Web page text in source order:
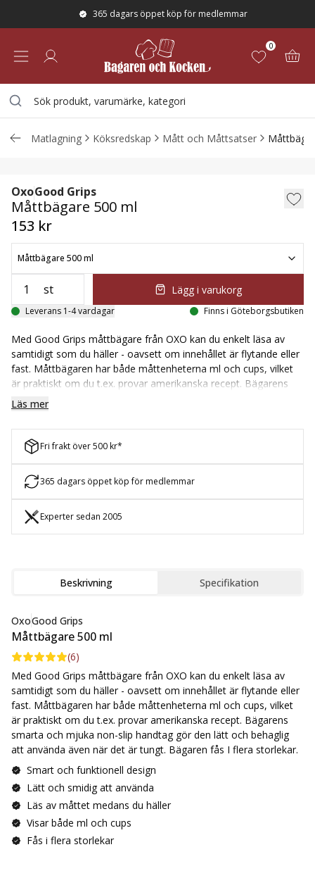
365 dagars öppet köp för medlemmar
0
Matlagning Köksredskap Mått och Måttsatser
Måttbägare 500 ml
OxoGood Grips
Måttbägare 500 ml
153 kr
Måttbägare 500 ml
st Lägg i varukorg
Leverans 1-4 vardagar Finns i Göteborgsbutiken
Med Good Grips måttbägare från OXO kan du enkelt läsa av
samtidigt som du häller - oavsett om innehållet är flytande eller
fast. Måttbägaren har både måttenheterna ml och cups, vilket
är praktiskt om du t.ex. provar amerikanska recept. Bägarens
smarta och mjuka non-slip handtag gör den lätt och behaglig
att använda även när det är tungt. Bägaren fås I flera storlekar.
Läs mer
Fri frakt över 500 kr*
365 dagars öppet köp för medlemmar
Experter sedan 2005
Beskrivning Specifikation
OxoGood Grips
Måttbägare 500 ml
(6)
Med Good Grips måttbägare från OXO kan du enkelt läsa av
samtidigt som du häller - oavsett om innehållet är flytande eller
fast. Måttbägaren har både måttenheterna ml och cups, vilket
är praktiskt om du t.ex. provar amerikanska recept. Bägarens
smarta och mjuka non-slip handtag gör den lätt och behaglig
att använda även när det är tungt. Bägaren fås I flera storlekar.
Smart och funktionell design
Lätt och smidig att använda
Läs av måttet medans du häller
Visar både ml och cups
Fås i flera storlekar